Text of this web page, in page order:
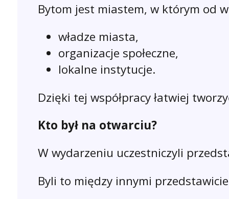
Bytom jest miastem, w którym od
władze miasta,
organizacje społeczne,
lokalne instytucje.
Dzięki tej współpracy łatwiej
Kto był na otwarciu?
W wydarzeniu uczestniczyli
Byli to między innymi